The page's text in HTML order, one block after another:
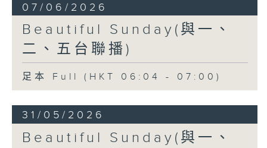
07/06/2026
Beautiful Sunday(與一、
二、五台聯播)
足本 Full (HKT 06:04 - 07:00)
31/05/2026
Beautiful Sunday(與一、